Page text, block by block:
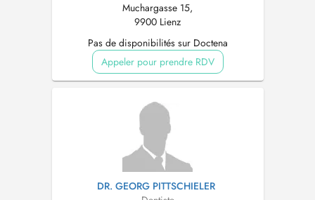
Muchargasse 15,
9900 Lienz
Pas de disponibilités sur Doctena
Appeler pour prendre RDV
DR. GEORG PITTSCHIELER